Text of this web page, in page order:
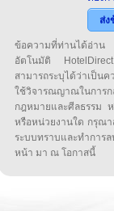
ส่ง
ข้อความที่ท่านได้อ่าน
อัตโนมัติ
สามารถระบุได้ว่าเป็น
ใช้วิจารณญาณในกา
กฎหมายและศีลธรรม
หรือหน่วยงานใด กรุณา
ระบบทราบและทำกา
หน้า มา ณ โอกาสนี้